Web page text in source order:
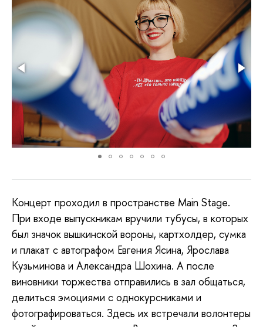
Концерт проходил в пространстве Main Stage.
При входе выпускникам вручили тубусы, в которых
был значок вышкинской вороны, картхолдер, сумка
и плакат с автографом Евгения Ясина, Ярослава
Кузьминова и Александра Шохина. А после
виновники торжества отправились в зал общаться,
делиться эмоциями с однокурсниками и
фотографироваться. Здесь их встречали волонтеры